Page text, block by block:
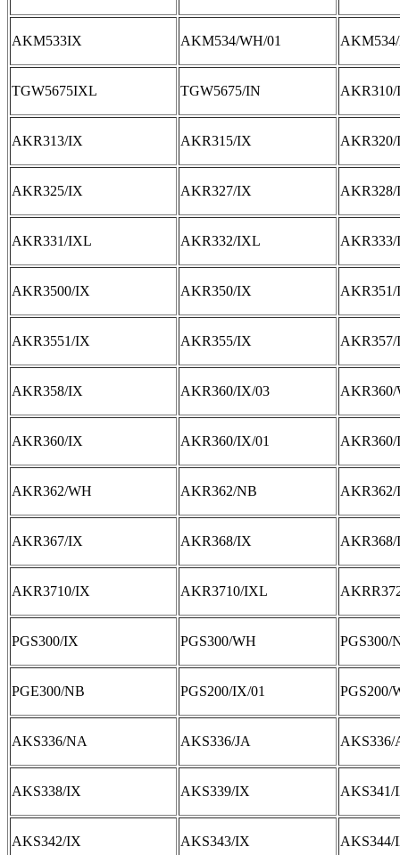
AKM533IX AKM534/WH/01
TGW5675IXL TGW5675/IN
AKR313/IX AKR315/IX
AKR325/IX AKR327/IX
AKR331/IXL AKR332/IXL
AKR3500/IX AKR350/IX
AKR3551/IX AKR355/IX
AKR358/IX AKR360/IX/03 AKR360/
AKR360/IX AKR360/IX/01
AKR362/WH AKR362/NB
AKR367/IX AKR368/IX
AKR3710/IX AKR3710/IXL
PGS300/IX PGS300/WH PGS300/
PGE300/NB PGS200/IX/01 PGS200/
AKS336/NA AKS336/JA AKS336/
AKS338/IX AKS339/IX AKS341/
AKS342/IX AKS343/IX AKS344/